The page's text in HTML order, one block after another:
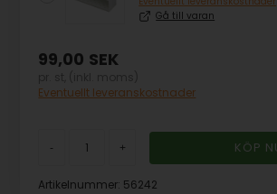
Gå till varan
99,00 SEK
Eventuellt leveranskostnader
- +
Artikelnummer: 56242